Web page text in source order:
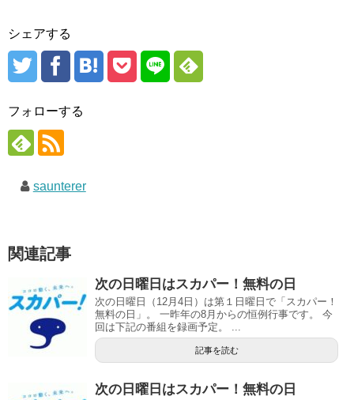
シェアする
フォローする
saunterer
関連記事
次の日曜日はスカパー！無料の日
次の日曜日（12月4日）は第１日曜日で「スカパー！
無料の日」。 一昨年の8月からの恒例行事です。 今
回は下記の番組を録画予定。 ...
記事を読む
次の日曜日はスカパー！無料の日